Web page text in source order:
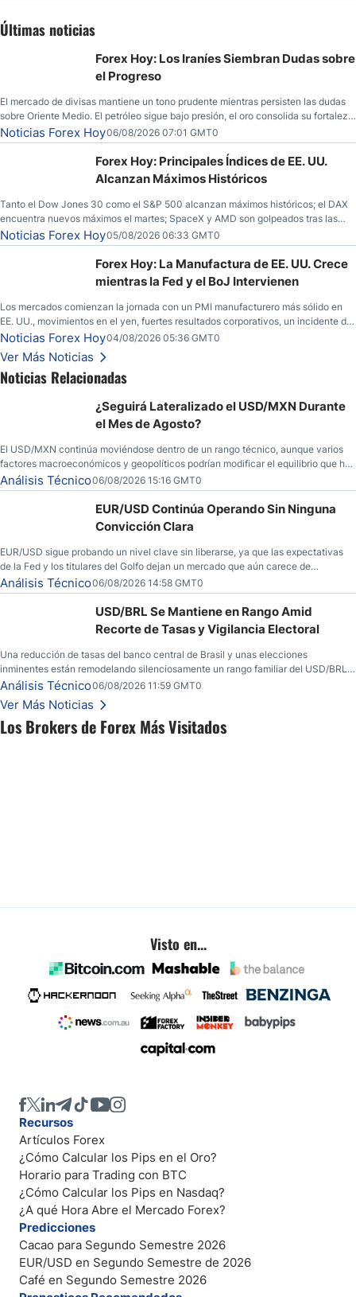
Los Brokers de Forex Más Visitados
Últimas noticias
Forex Hoy: Los Iraníes Siembran Dudas sobre
el Progreso
El mercado de divisas mantiene un tono prudente mientras persisten las dudas
sobre Oriente Medio. El petróleo sigue bajo presión, el oro consolida su fortaleza
y los operadores esperan nuevas referencias económicas desde Estados
Unidos.
Noticias Forex Hoy06/08/2026 07:01 GMT0
Forex Hoy: Principales Índices de EE. UU.
Alcanzan Máximos Históricos
Tanto el Dow Jones 30 como el S&P 500 alcanzan máximos históricos; el DAX
encuentra nuevos máximos el martes; SpaceX y AMD son golpeados tras las
llamadas de ganancias; el petróleo crudo cae por debajo de los $80 con nuevas
esperanzas; el dólar estadounidense continúa intentando estabilizarse frente al
yen; el peso mexicano ve un repunte a medida que las tasas caen en EE. UU.
Noticias Forex Hoy05/08/2026 06:33 GMT0
Forex Hoy: La Manufactura de EE. UU. Crece
mientras la Fed y el BoJ Intervienen
Los mercados comienzan la jornada con un PMI manufacturero más sólido en
EE. UU., movimientos en el yen, fuertes resultados corporativos, un incidente de
seguridad en Bitcoin y nuevas señales desde el mercado del petróleo.
Noticias Forex Hoy04/08/2026 05:36 GMT0
Ver Más Noticias
Noticias Relacionadas
¿Seguirá Lateralizado el USD/MXN Durante
el Mes de Agosto?
El USD/MXN continúa moviéndose dentro de un rango técnico, aunque varios
factores macroeconómicos y geopolíticos podrían modificar el equilibrio que ha
dominado al mercado en las últimas semanas.
Análisis Técnico06/08/2026 15:16 GMT0
EUR/USD Continúa Operando Sin Ninguna
Convicción Clara
EUR/USD sigue probando un nivel clave sin liberarse, ya que las expectativas
de la Fed y los titulares del Golfo dejan un mercado que aún carece de
convicción real.
Análisis Técnico06/08/2026 14:58 GMT0
USD/BRL Se Mantiene en Rango Amid
Recorte de Tasas y Vigilancia Electoral
Una reducción de tasas del banco central de Brasil y unas elecciones
inminentes están remodelando silenciosamente un rango familiar del USD/BRL.
Una reducción de tasas por parte del banco central de Brasil y unas elecciones
inminentes están remodelando silenciosamente un rango familiar del USD/BRL.
Esto es lo que los traders están observando a continuación.
Análisis Técnico06/08/2026 11:59 GMT0
Ver Más Noticias
Visto en...
Recursos
Artículos Forex
¿Cómo Calcular los Pips en el Oro?
Horario para Trading con BTC
¿Cómo Calcular los Pips en Nasdaq?
¿A qué Hora Abre el Mercado Forex?
Predicciones
Cacao para Segundo Semestre 2026
EUR/USD en Segundo Semestre de 2026
Café en Segundo Semestre 2026